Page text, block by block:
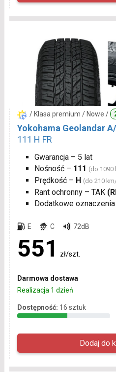
/ Klasa premium / Nowe /
Yokohama Geolandar
111 H FR
Gwarancja – 5 lat
Nośność – 111 (do
Prędkość – H (do 210
Rant ochronny – TAK
Dodatkowe
E C 72dB
551 zł/szt.
Darmowa dostawa
Realizacja 1 dzień
Dostępność: 16 sztuk